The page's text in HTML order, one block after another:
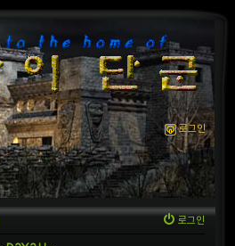
로그인
로그인